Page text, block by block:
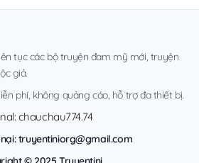
tục các bộ truyện đam mỹ mới, truyện
giả.
phí, không quảng cáo, hỗ trợ đa thiết bị.
chauchau774.74
truyentiniorg@gmail.com